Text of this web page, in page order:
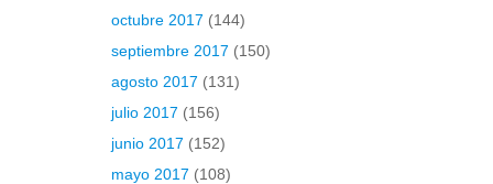
octubre 2017 (144)
septiembre 2017 (150)
agosto 2017 (131)
julio 2017 (156)
junio 2017 (152)
mayo 2017 (108)